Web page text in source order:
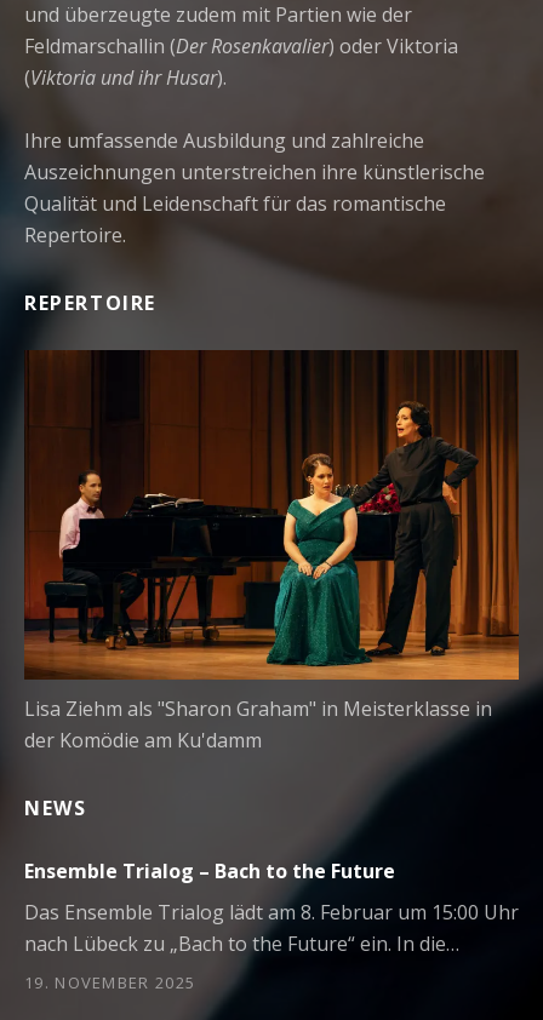
und überzeugte zudem mit Partien wie der
Feldmarschallin (Der Rosenkavalier) oder Viktoria
(Viktoria und ihr Husar).
Ihre umfassende Ausbildung und zahlreiche
Auszeichnungen unterstreichen ihre künstlerische
Qualität und Leidenschaft für das romantische
Repertoire.
REPERTOIRE
Lisa Ziehm als "Sharon Graham" in Meisterklasse in
der Komödie am Ku'damm
NEWS
Ensemble Trialog – Bach to the Future
19. NOVEMBER 2025
Das Ensemble Trialog lädt am 8. Februar um 15:00 Uhr
nach Lübeck zu „Bach to the Future“ ein. In die…